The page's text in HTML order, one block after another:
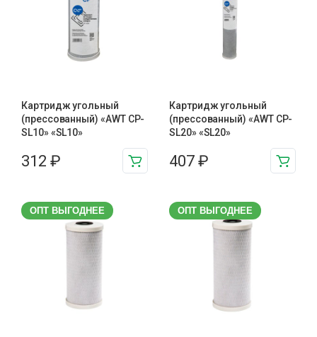
Картридж угольный
(прессованный) «AWT CP-
SL10» «SL10»
312 ₽
Картридж угольный
(прессованный) «AWT CP-
SL20» «SL20»
407 ₽
ОПТ ВЫГОДНЕЕ ОПТ ВЫГОДНЕЕ